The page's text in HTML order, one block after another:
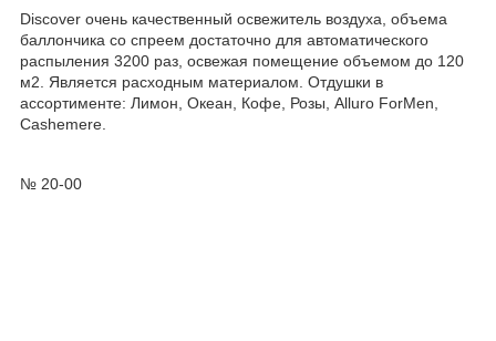
Discover очень качественный освежитель воздуха, объема
баллончика со спреем достаточно для автоматического
распыления 3200 раз, освежая помещение объемом до 120
м2. Является расходным материалом. Отдушки в
ассортименте: Лимон, Океан, Кофе, Розы, Alluro ForMen,
Cashemere.
№ 20-00